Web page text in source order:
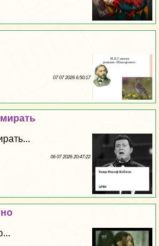
07 07 2026 6:50:17
06 07 2026 20:47:22